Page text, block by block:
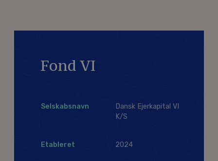
Fond VI
Selskabsnavn
Dansk Ejerkapital VI
K/S
Etableret 2024